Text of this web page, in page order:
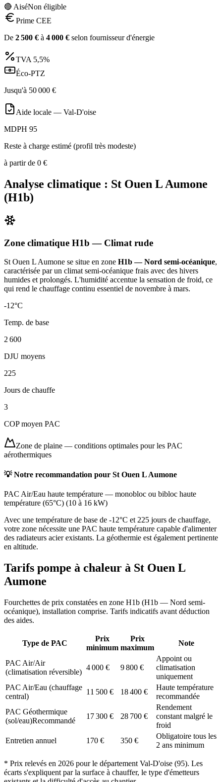
🔴 AiséNon éligible
Prime CEE
De 2 500 € à 4 000 € selon fournisseur d'énergie
TVA 5,5%
Éco-PTZ
Jusqu'à 50 000 €
Aide locale — Val-D'oise
MDPH 95
Reste à charge estimé (profil très modeste)
à partir de 0 €
Analyse climatique : St Ouen L Aumone
(H1b)
Zone climatique H1b — Climat rude
St Ouen L Aumone se situe en zone H1b — Nord semi-océanique,
caractérisée par un climat semi-océanique frais avec des hivers
humides et prolongés. L'humidité accentue la sensation de froid, ce
qui rend le chauffage continu essentiel de novembre à mars.
-12°C
Temp. de base
2 600
DJU moyens
225
Jours de chauffe
3
COP moyen PAC
Zone de plaine — conditions optimales pour les PAC
aérothermiques
💡 Notre recommandation pour St Ouen L Aumone
PAC Air/Eau haute température — monobloc ou bibloc haute
température (65°C) (10 à 16 kW)
Avec une température de base de -12°C et 225 jours de chauffage,
votre zone nécessite une PAC haute température capable d'alimenter
des radiateurs acier existants. La géothermie est également pertinente
en altitude.
Tarifs pompe à chaleur à St Ouen L
Aumone
Fourchettes de prix constatées en zone H1b (H1b — Nord semi-
océanique), installation comprise. Tarifs indicatifs avant déduction
des aides.
Type de PAC
Prix
minimum
Prix
maximum
Note
PAC Air/Air
(climatisation réversible)
4 000 € 9 800 €
Appoint ou
climatisation
uniquement
PAC Air/Eau (chauffage
central)
11 500 € 18 400 €
Haute température
recommandée
PAC Géothermique
(sol/eau)Recommandé
17 300 € 28 700 €
Rendement
constant malgré le
froid
Entretien annuel
170 € 350 €
Obligatoire tous les
2 ans minimum
* Prix relevés en 2026 pour le département Val-D'oise (95). Les
écarts s'expliquent par la surface à chauffer, le type d'émetteurs